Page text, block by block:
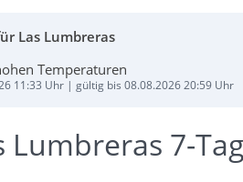
Las Lumbreras
Temperaturen
11:33 Uhr | gültig bis 08.08.2026 20:59 Uhr
Lumbreras 7-